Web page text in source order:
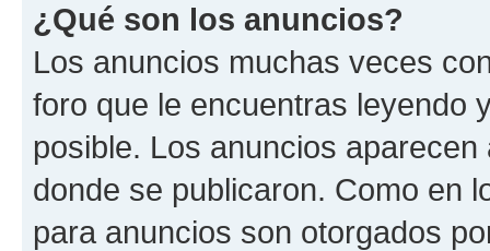
¿Qué son los anuncios?
Los anuncios muchas veces
foro que le encuentras leyendo
posible. Los anuncios
donde se publicaron. Como en
para anuncios son otorgados